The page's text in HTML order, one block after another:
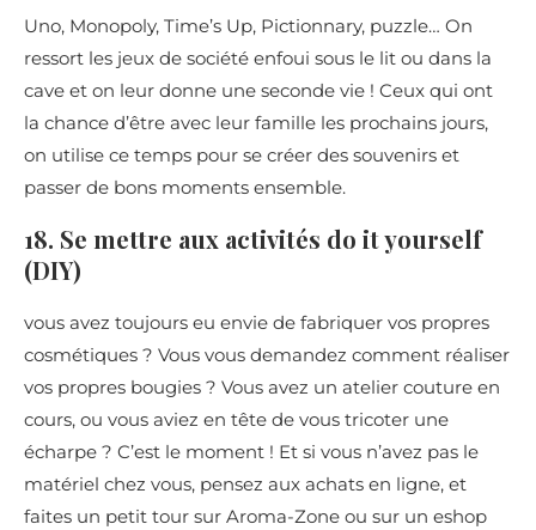
Uno, Monopoly, Time’s Up, Pictionnary, puzzle… On
ressort les jeux de société enfoui sous le lit ou dans la
cave et on leur donne une seconde vie ! Ceux qui ont
la chance d’être avec leur famille les prochains jours,
on utilise ce temps pour se créer des souvenirs et
passer de bons moments ensemble.
18. Se mettre aux activités do it yourself
(DIY)
vous avez toujours eu envie de fabriquer vos propres
cosmétiques ? Vous vous demandez comment réaliser
vos propres bougies ? Vous avez un atelier couture en
cours, ou vous aviez en tête de vous tricoter une
écharpe ? C’est le moment ! Et si vous n’avez pas le
matériel chez vous, pensez aux achats en ligne, et
faites un petit tour sur Aroma-Zone ou sur un eshop